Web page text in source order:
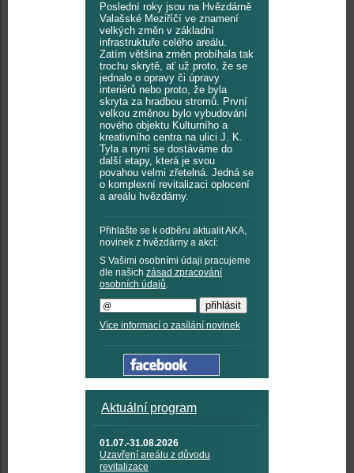
Poslední roky jsou na Hvězdárně
Valašské Meziříčí ve znamení
velkých změn v základní
infrastruktuře celého areálu.
Zatím většina změn probíhala tak
trochu skrytě, ať už proto, že se
jednalo o opravy či úpravy
interiérů nebo proto, že byla
skryta za hradbou stromů. První
velkou změnou bylo vybudování
nového objektu Kulturního a
kreativního centra na ulici J. K.
Tyla a nyní se dostáváme do
další etapy, která je svou
povahou velmi zřetelná. Jedná se
o komplexní revitalizaci oplocení
a areálu hvězdárny.
Přihlašte se k odběru aktualit AKA,
novinek z hvězdárny a akcí:
S Vašimi osobními údaji pracujeme
dle našich zásad zpracování
osobních údajů.
Více informací o zasílání novinek
Aktuální program
01.07.-31.08.2026
Uzavření areálu z důvodu
revitalizace